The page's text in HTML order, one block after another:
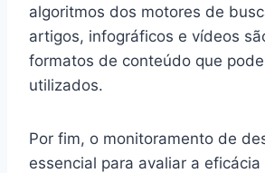
algoritmos dos motores de
artigos, infográficos e vídeos
formatos de conteúdo que
utilizados.
Por fim, o monitoramento de
essencial para avaliar a eficácia